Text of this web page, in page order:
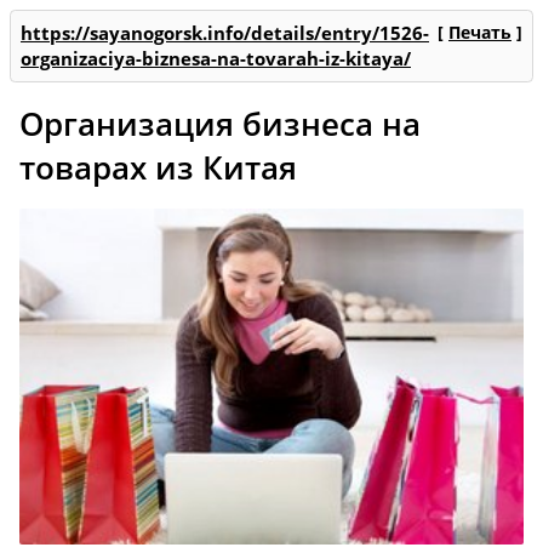
[ Печать ]
https://sayanogorsk.info/details/entry/1526-
organizaciya-biznesa-na-tovarah-iz-kitaya/
Организация бизнеса на
товарах из Китая